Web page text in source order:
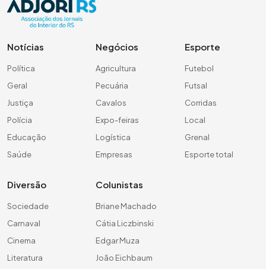
Notícias
Política
Geral
Justiça
Polícia
Educação
Saúde
Negócios
Agricultura
Pecuária
Cavalos
Expo-feiras
Logística
Empresas
Esporte
Futebol
Futsal
Corridas
Local
Grenal
Esporte total
Diversão
Sociedade
Carnaval
Cinema
Literatura
Colunistas
Briane Machado
Cátia Liczbinski
Edgar Muza
João Eichbaum